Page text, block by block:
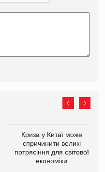
Криза у Китаї може
спричинити великі
потрясіння для світової
економіки